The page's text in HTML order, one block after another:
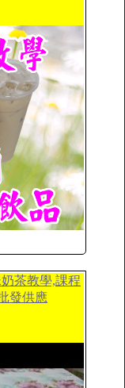
茶教學,課程
發供應